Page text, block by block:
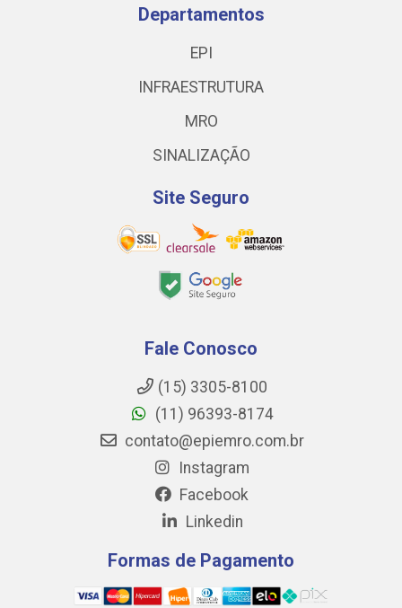
Departamentos
EPI
INFRAESTRUTURA
MRO
SINALIZAÇÃO
Site Seguro
Fale Conosco
(15) 3305-8100
(11) 96393-8174
contato@epiemro.com.br
Instagram
Facebook
Linkedin
Formas de Pagamento